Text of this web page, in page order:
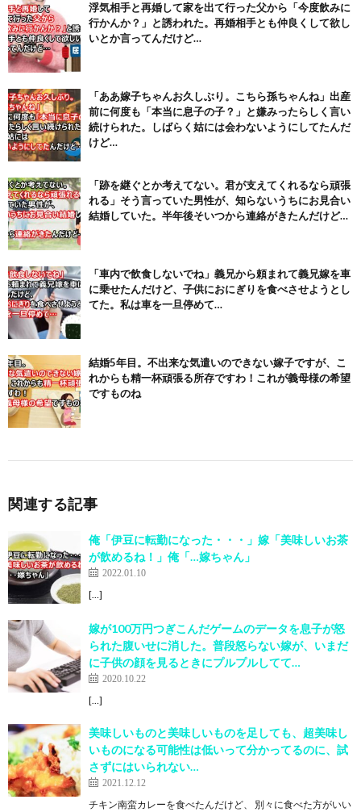
舌を絡ませて、唾液交換して── ちゅっちゅしながらの濃厚エッ...
(7/30)
【パリピ孔明】アニオリ場面も高評価「パリピ」続編への期待が高...
(6/22)
【画像】テイルズで一番マ〇コ舐めまわしたい女の子ｗｗｗｗｗ
(6/22)
Powered by livedoor 相互RSS
浮気相手と再婚して家を出て行った父から「今度飲みに
行かんか？」と誘われた。再婚相手とも仲良くして欲し
いとか言ってんだけど…
「ああ嫁子ちゃんお久しぶり。こちら孫ちゃんね」出産
前に何度も「本当に息子の子？」と嫌みったらしく言い
続けられた。しばらく姑には会わないようにしてたんだ
けど…
「跡を継ぐとか考えてない。君が支えてくれるなら頑張
れる」そう言っていた男性が、知らないうちにお見合い
結婚していた。半年後そいつから連絡がきたんだけど…
「車内で飲食しないでね」義兄から頼まれて義兄嫁を車
に乗せたんだけど、子供におにぎりを食べさせようとし
てた。私は車を一旦停めて…
結婚5年目。不出来な気遣いのできない嫁子ですが、こ
れからも精一杯頑張る所存ですわ！これが義母様の希望
ですものね
関連する記事
俺「伊豆に転勤になった・・・」嫁「美味しいお茶
が飲めるね！」俺「…嫁ちゃん」
2022.01.10
[…]
嫁が100万円つぎこんだゲームのデータを息子が怒
られた腹いせに消した。普段怒らない嫁が、いまだ
に子供の顔を見るときにプルプルしてて…
2020.10.22
[…]
美味しいものと美味しいものを足しても、超美味し
いものになる可能性は低いって分かってるのに、試
さずにはいられない…
2021.12.12
チキン南蛮カレーを食べたんだけど、 別々に食べた方がいい